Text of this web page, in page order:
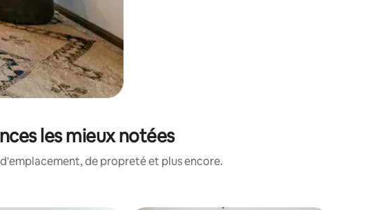
les mieux notées
de propreté et plus encore.